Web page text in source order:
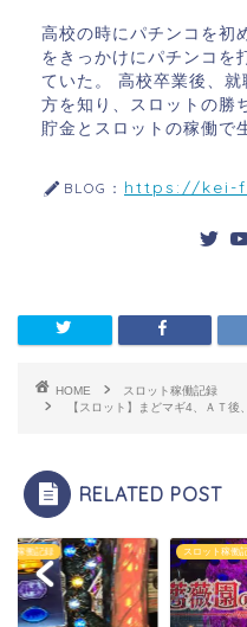
高校の時にパチンコを初
をきっかけにパチンコを
ていた。 高校卒業後、
方を知り、スロットの
貯金とスロットの稼働で
BLOG： https://kei-
HOME
スロット稼働記録
【スロット】まどマギ4、ＡＴ後
RELATED POST
ト稼働記録 スロット稼働